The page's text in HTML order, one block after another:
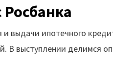
выдачи ипотечного
В выступлении делимся